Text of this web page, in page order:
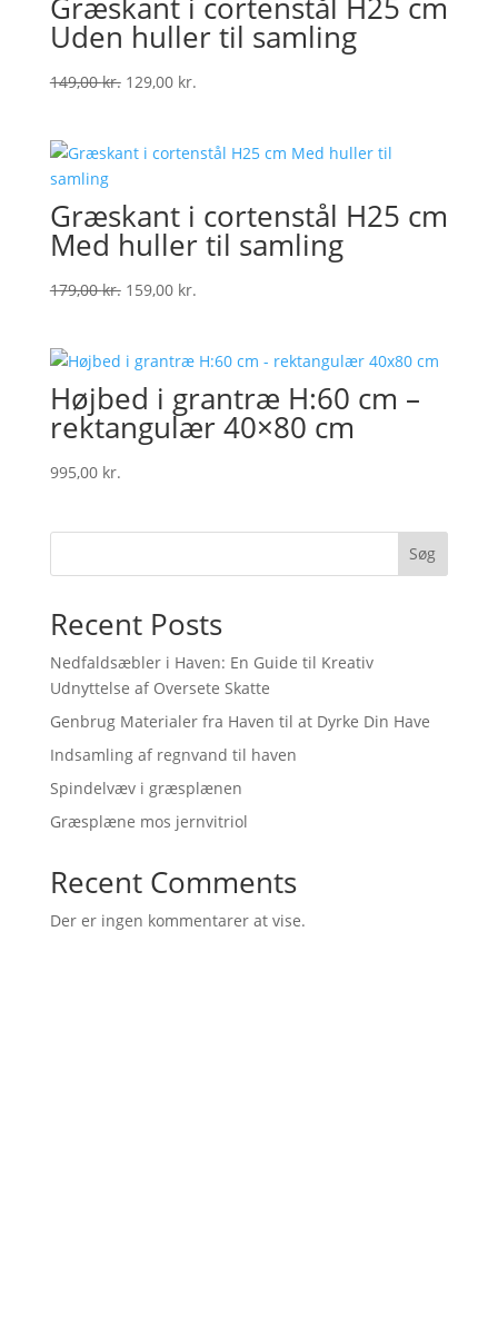
Uden huller til samling
149,00kr. Original
149,00 kr..
129,00 kr.Current
129,00 kr..
Græskant i cortenstål H25 cm
Med huller til samling
179,00kr. Original
179,00 kr..
159,00 kr.Current
159,00 kr..
Højbed i grantræ H:60 cm –
rektangulær 40×80 cm
995,00 kr.
Søg
Recent Posts
Nedfaldsæbler i Haven: En Guide til Kreativ
Udnyttelse af Oversete Skatte
Genbrug Materialer fra Haven til at Dyrke Din Have
Indsamling af regnvand til haven
Spindelvæv i græsplænen
Græsplæne mos jernvitriol
Recent Comments
Der er ingen kommentarer at vise.